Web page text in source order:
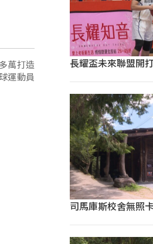
萬打造
運動員
長耀盃未來聯盟開
司馬庫斯校舍無照